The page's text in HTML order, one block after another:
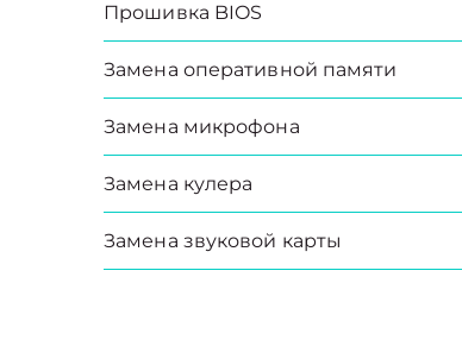
Прошивка BIOS
Замена оперативной памяти
Замена микрофона
Замена кулера
Замена звуковой карты